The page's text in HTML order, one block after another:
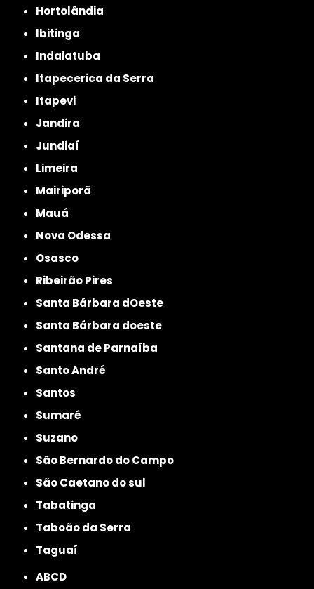
Hortolândia
Ibitinga
Indaiatuba
Itapecerica da Serra
Itapevi
Jandira
Jundiaí
Limeira
Mairiporã
Mauá
Nova Odessa
Osasco
Ribeirão Pires
Santa Bárbara dOeste
Santa Bárbara doeste
Santana de Parnaíba
Santo André
Santos
Sumaré
Suzano
São Bernardo do Campo
São Caetano do sul
Tabatinga
Taboão da Serra
Taguaí
ABCD